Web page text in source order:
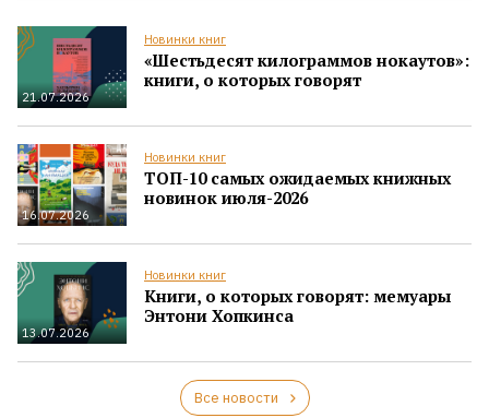
21.07.2026
Новинки книг
«Шестьдесят килограммов нокаутов»:
книги, о которых говорят
16.07.2026
Новинки книг
ТОП-10 самых ожидаемых книжных
новинок июля-2026
13.07.2026
Новинки книг
Книги, о которых говорят: мемуары
Энтони Хопкинса
Все новости